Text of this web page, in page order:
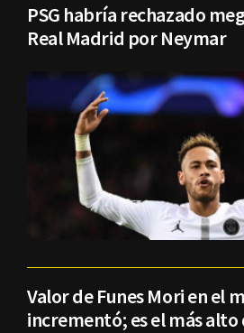
PSG habría rechazado
Real Madrid por Neymar
Valor de Funes Mori en el
incrementó; es el más alto